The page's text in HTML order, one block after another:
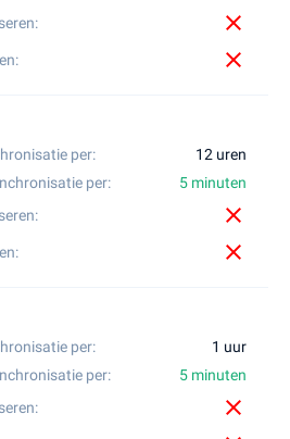
close
close
12 uren
5 minuten
close
close
1 uur
5 minuten
close